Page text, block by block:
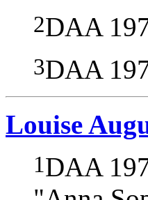
2DAA
3DAA
Louise
1DAA